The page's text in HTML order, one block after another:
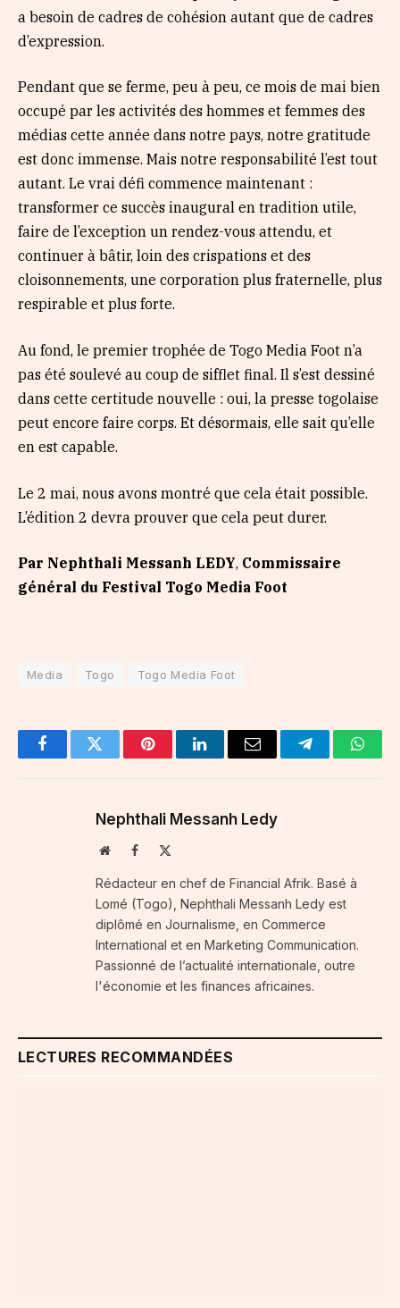
a besoin de cadres de cohésion autant que de cadres
d’expression.
Pendant que se ferme, peu à peu, ce mois de mai bien
occupé par les activités des hommes et femmes des
médias cette année dans notre pays, notre gratitude
est donc immense. Mais notre responsabilité l’est tout
autant. Le vrai défi commence maintenant :
transformer ce succès inaugural en tradition utile,
faire de l’exception un rendez-vous attendu, et
continuer à bâtir, loin des crispations et des
cloisonnements, une corporation plus fraternelle, plus
respirable et plus forte.
Au fond, le premier trophée de Togo Media Foot n’a
pas été soulevé au coup de sifflet final. Il s’est dessiné
dans cette certitude nouvelle : oui, la presse togolaise
peut encore faire corps. Et désormais, elle sait qu’elle
en est capable.
Le 2 mai, nous avons montré que cela était possible.
L’édition 2 devra prouver que cela peut durer.
Par Nephthali Messanh LEDY, Commissaire
général du Festival Togo Media Foot
Media Togo Togo Media Foot
FacebookTwitter PinterestLinkedInEmail Telegram
Nephthali Messanh Ledy
WebsiteFacebook
Rédacteur en chef de Financial Afrik. Basé à
Lomé (Togo), Nephthali Messanh Ledy est
diplômé en Journalisme, en Commerce
International et en Marketing Communication.
Passionné de l’actualité internationale, outre
l'économie et les finances africaines.
LECTURES RECOMMANDÉES